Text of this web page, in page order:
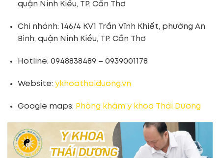
quận Ninh Kiều, TP. Cần Thơ
Chi nhánh: 146/4 KV1 Trần Vĩnh Khiết, phường An
Bình, quận Ninh Kiều, TP. Cần Thơ
Hotline: 0948838489 – 0939001178
Website: ykhoathaiduong.vn
Google maps: Phòng khám y khoa Thái Dương